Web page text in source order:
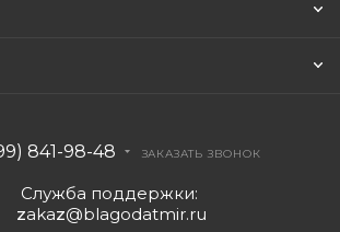
841-98-48 ЗАКАЗАТЬ ЗВОНОК
Служба поддержки:
zakaz@blagodatmir.ru